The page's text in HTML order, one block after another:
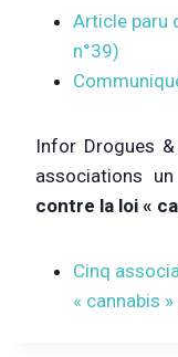
Article paru
n°39)
Infor Drogues
associations un
contre la loi «
Cinq
« cannabis